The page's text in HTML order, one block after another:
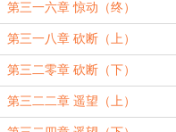
第三一六章 惊动（终）
第三一八章 砍断（上）
第三二零章 砍断（下）
第三二二章 遥望（上）